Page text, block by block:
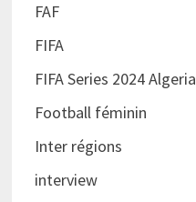
FAF
FIFA
FIFA Series 2024 Algeria
Football féminin
Inter régions
interview